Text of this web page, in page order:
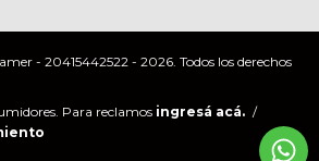
- 20415442522 - 2026. Todos los derechos
Para reclamos ingresá acá. /